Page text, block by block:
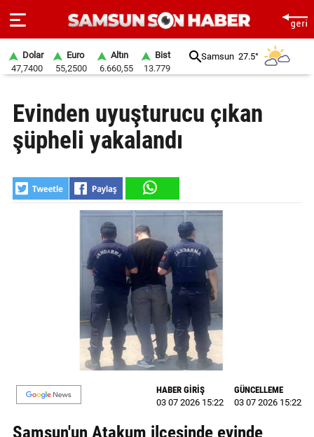
SAYFA
SAMSUN
SAMSUNSPOR
MAGAZİN
VİDEO
YAZARLAR
Dolar
47,7400
Euro
55,2500
Altın
6.660,55
Bist
13.779
Samsun 27.5°
Evinden uyuşturucu çıkan
şüpheli yakalandı
HABER GİRİŞ
03 07 2026 15:22
GÜNCELLEME
03 07 2026 15:22
Samsun'un Atakum ilçesinde evinde